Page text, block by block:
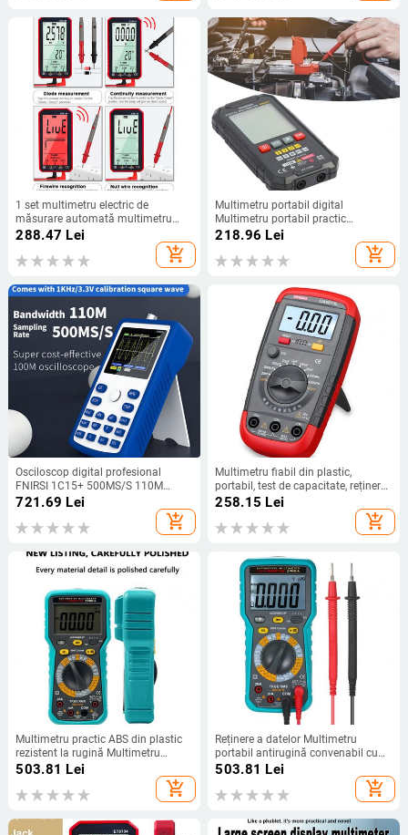
1 set multimetru electric de
măsurare automată multimetru
inteligent AC/DC multimetru digital
cu set de stilouri de testare cu ecran
LCD
288.47 Lei
add_shopping_cart
Multimetru portabil digital
Multimetru portabil practic
Multimetru digital ABS ignifug
218.96 Lei
add_shopping_cart
Osciloscop digital profesional
FNIRSI 1C15+ 500MS/S 110M
lățime de bandă analogică
721.69 Lei
add_shopping_cart
Multimetru fiabil din plastic,
portabil, test de capacitate, reținere
a datelor, multimetru portabil
258.15 Lei
add_shopping_cart
Multimetru practic ABS din plastic
rezistent la rugină Multimetru
inteligent cu oprire automată,
503.81 Lei
add_shopping_cart
Reținere a datelor Multimetru
portabil antirugină convenabil cu
oprire automată Multimetru digital
de înaltă precizie pentru electrician
503.81 Lei
add_shopping_cart